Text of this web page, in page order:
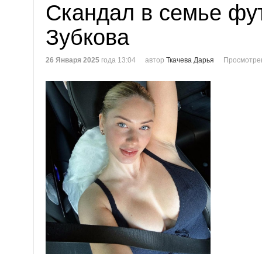
Скандал в семье
Зубкова
26 Января 2025 года 13:04 автор Ткачева Дарья